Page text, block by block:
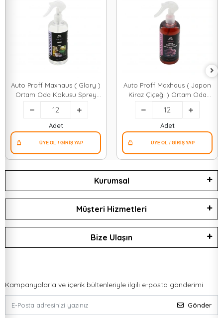
Auto Proff Maxhaus ( Glory )
Ortam Oda Kokusu Sprey
400ml ( Plastik Şişe )*12=k
Adet
Auto Proff Maxhaus ( Japon
Kiraz Çiçeği ) Ortam Oda
Kokusu Sprey 400ml ( Plastik
Şişe )*12=k
Adet
Kurumsal
Müşteri Hizmetleri
Bize Ulaşın
Kampanyalarla ve içerik bültenleriyle ilgili e-posta gönderimi
Gönder